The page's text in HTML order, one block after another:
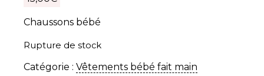
Chaussons bébé
Rupture de stock
Catégorie : Vêtements bébé fait main